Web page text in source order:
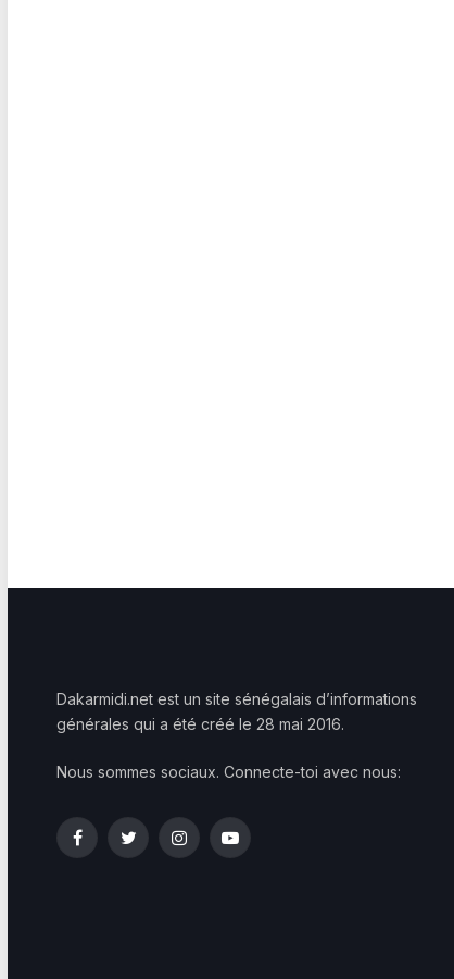
Dakarmidi.net est un site sénégalais d’informations
générales qui a été créé le 28 mai 2016.
Nous sommes sociaux. Connecte-toi avec nous:
FacebookTwitterInstagramYouTube